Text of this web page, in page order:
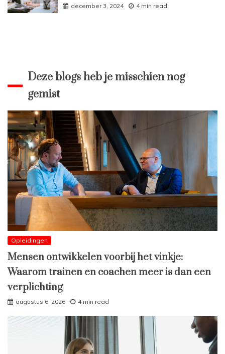
december 3, 2024 4 min read
Deze blogs heb je misschien nog
gemist
Opleidingen
Mensen ontwikkelen voorbij het vinkje:
Waarom trainen en coachen meer is dan een
verplichting
augustus 6, 2026 4 min read